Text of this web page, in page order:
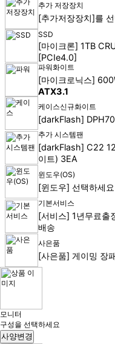
추가 저장장치
[추가저장장치]를
SSD
[마이크론] 1TB
[PCIe4.0]
파워화이트
[마이크로닉스]
ATX3.1
케이스신규화이트
[darkFlash]
추가 시스템팬
[darkFlash] C22
이트) 3EA
윈도우(OS)
[윈도우] 선택하세요
기본서비스
[서비스] 1년무료출
배송
사은품
[사은품] 게이밍 장
모니터
구성을 선택하세요
사양변경